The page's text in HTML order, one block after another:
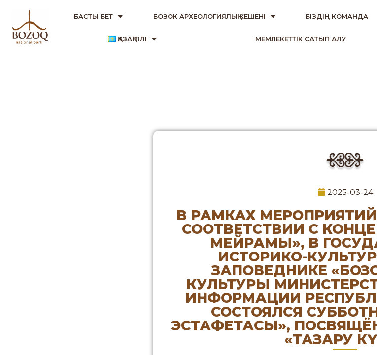
БАСТЫ БЕТ БОЗОК АРХЕОЛОГИЯЛЫҚ КЕШЕНІ БІЗДІҢ КОМАНДА
ҚАЗАҚ ТІЛІ МЕМЛЕКЕТТІК САТЫП АЛУ
2025-03-24
В РАМКАХ
СООТВЕТСТВИИ С
МЕЙРАМЫ», В
ИСТОРИКО-
ЗАПОВЕДНИКЕ
КУЛЬТУРЫ
ИНФОРМАЦИИ
СОСТОЯЛСЯ
ЭСТАФЕТАСЫ»,
«ТАЗАРУ